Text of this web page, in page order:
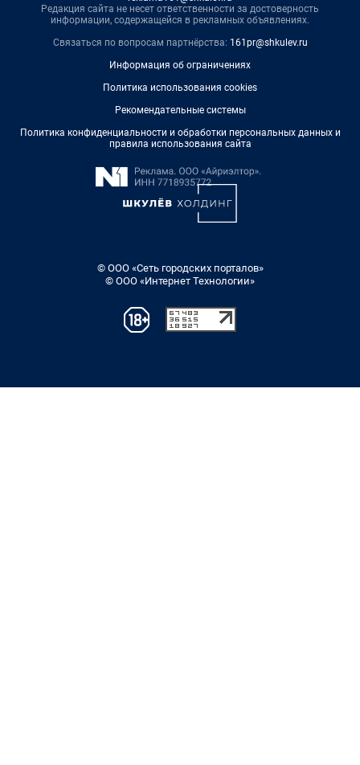
Редакция сайта не несет ответственности за достоверность
информации, содержащейся в рекламных объявлениях.
Связаться по вопросам партнёрства: 161pr@shkulev.ru
Информация об ограничениях
Политика использования cookies
Рекомендательные системы
Политика конфиденциальности и обработки персональных данных и
правила использования сайта
© ООО «Сеть городских порталов»
© ООО «Интернет Технологии»